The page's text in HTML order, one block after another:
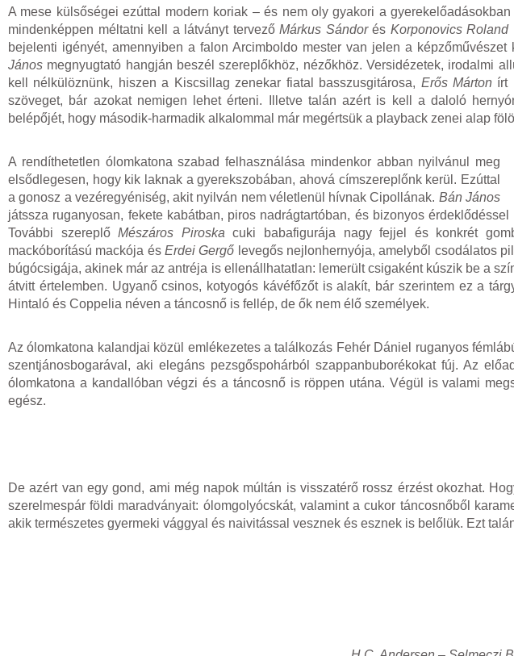
A mese külsőségei ezúttal modern koriak – és nem oly gyakori a
mindenképpen méltatni kell a látványt tervező Márkus Sándorés Korponovics Roland
bejelenti igényét, amennyiben a falon Arcimboldo mester van jelen a képzőművészet
János megnyugtató hangján beszél szereplőkhöz, nézőkhöz. Versidézetek, irodalmi
kell nélkülöznünk, hiszen a Kiscsillag zenekar fiatal basszusgitárosa, Erős Mártonírt
szöveget, bár azokat nemigen lehet érteni. Illetve talán azért is kell a daloló
belépőjét, hogy második-harmadik alkalommal már megértsük a playback zenei alap
A rendíthetetlen ólomkatona szabad felhasználása mindenkor abban nyilvánul meg
elsődlegesen, hogy kik laknak a gyerekszobában, ahová címszereplőnk kerül. Ezúttal
a gonosz a vezéregyéniség, akit nyilván nem véletlenül hívnak Cipollának. Bán János
játssza ruganyosan, fekete kabátban, piros nadrágtartóban, és bizonyos
További szereplőMészáros Piroska cuki babafigurája nagy fejjel és konkrét
mackóborítású mackója ésErdei Gergő levegős nejlonhernyója, amelyből csodálatos
búgócsigája, akinek már az antréja is ellenállhatatlan: lemerült csigaként kúszik be a
átvitt értelemben. Ugyanő csinos, kotyogós kávéfőzőt is alakít, bár szerintem ez a
Hintaló és Coppelia néven a táncosnő is fellép, de ők nem élő személyek.
Az ólomkatona kalandjai közül emlékezetes a találkozás Fehér Dániel ruganyos
szentjánosbogarával, aki elegáns pezsgőspohárból szappanbuborékokat fúj. Az
ólomkatona a kandallóban végzi és a táncosnő is röppen utána. Végül is valami
egész.
De azért van egy gond, ami még napok múltán is visszatérő rossz érzést okozhat.
szerelmespár földi maradványait: ólomgolyócskát, valamint a cukor táncosnőből
akik természetes gyermeki vággyal és naivitással vesznek és esznek is belőlük. Ezt